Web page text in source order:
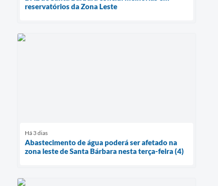
reservatórios da Zona Leste
Há 3 dias
Abastecimento de água poderá ser afetado na
zona leste de Santa Bárbara nesta terça-feira (4)